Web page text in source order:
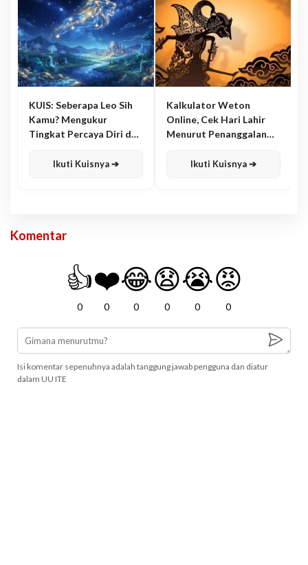
KUIS: Seberapa Leo Sih
Kamu? Mengukur
Tingkat Percaya Diri dan
Ikuti Kuisnya ➔
Kalkulator Weton
Online, Cek Hari Lahir
Menurut Penanggalan
Ikuti Kuisnya ➔
Komentar
👍
0
❤️
0
😂
0
😧
0
😭
0
😡
0
Isi komentar sepenuhnya adalah tanggung jawab pengguna dan diatur
dalam UU ITE